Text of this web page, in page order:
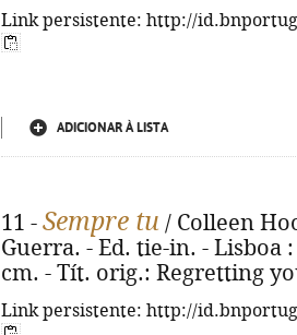
Link persistente: http://
ADICIONAR À LISTA
11 - Sempre tu / Colleen
Guerra. - Ed. tie-in. - Lisboa
cm. - Tít. orig.: Regretting
Link persistente: http://